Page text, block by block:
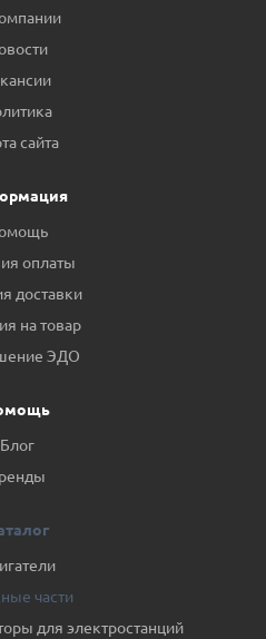
сайта
оплаты
доставки
на товар
ЭДО
Блог
части
для электростанций